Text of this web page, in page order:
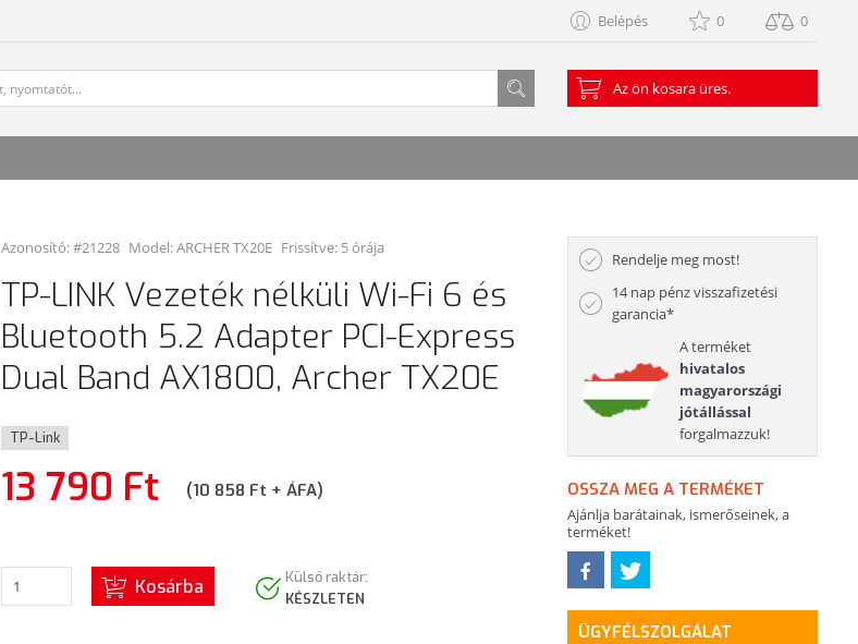
Belépés 0 0
Az ön kosara üres.
Azonosító: #21228 Model:ARCHER TX20E Frissítve: 5 órája
TP-LINK Vezeték nélküli Wi-Fi 6 és
Bluetooth 5.2 Adapter PCI-Express
Dual Band AX1800, Archer TX20E
TP-Link
13 790 Ft (10 858 Ft + ÁFA)
Kosárba
Külső raktár:
KÉSZLETEN
Rendelje meg most!
14 nap pénz visszafizetési
garancia*
A terméket
hivatalos
magyarországi
jótállással
forgalmazzuk!
OSSZA MEG A TERMÉKET
Ajánlja barátainak, ismerőseinek, a
terméket!
ÜGYFÉLSZOLGÁLAT